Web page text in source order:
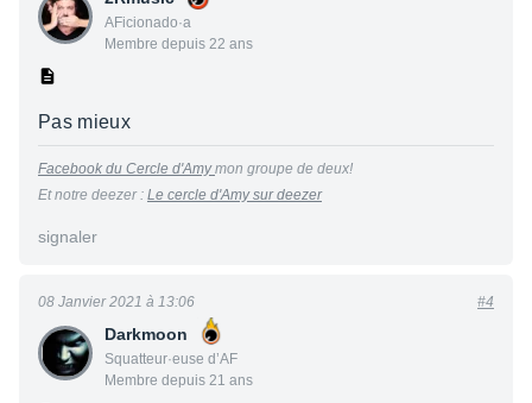
AFicionado·a
Membre depuis 22 ans
Pas mieux
Facebook du Cercle d'Amymon groupe de deux!
Et notre deezer : Le cercle d'Amy sur deezer
signaler
Darkmoon
Squatteur·euse d’AF
Membre depuis 21 ans
08 Janvier 2021 à 13:06 #4